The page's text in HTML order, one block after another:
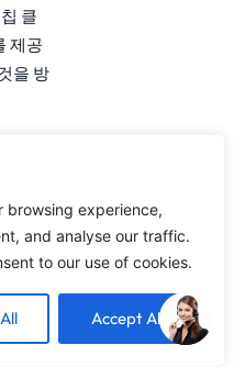
browsing experience,
and analyse our traffic.
to our use of cookies.
Accept All
클
제공
을 방
스
수 있